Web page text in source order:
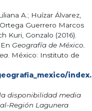
A.; Huízar Álvarez,
Guerrero Marcos
Kuri, Gonzalo (2016).
Geografía de México.
. México: Instituto de
disponibilidad media
Región Lagunera